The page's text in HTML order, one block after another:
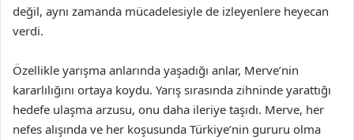
değil, aynı zamanda mücadelesiyle de izleyenlere heyecan
verdi.
Özellikle yarışma anlarında yaşadığı anlar, Merve’nin
kararlılığını ortaya koydu. Yarış sırasında zihninde yarattığı
hedefe ulaşma arzusu, onu daha ileriye taşıdı. Merve, her
nefes alışında ve her koşusunda Türkiye’nin gururu olma